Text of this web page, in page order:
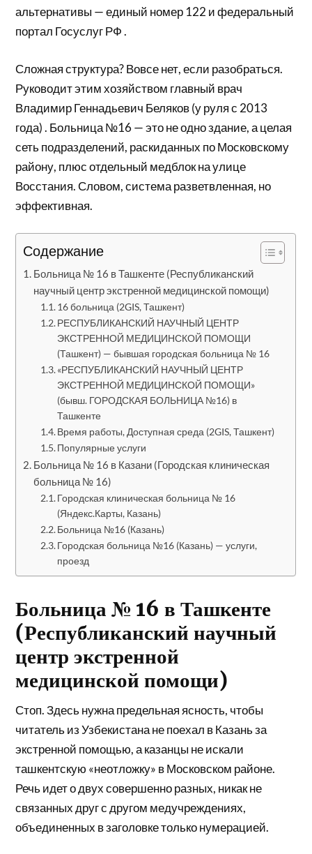
альтернативы — единый номер 122 и федеральный
портал Госуслуг РФ .
Сложная структура? Вовсе нет, если разобраться.
Руководит этим хозяйством главный врач
Владимир Геннадьевич Беляков (у руля с 2013
года) . Больница №16 — это не одно здание, а целая
сеть подразделений, раскиданных по Московскому
району, плюс отдельный медблок на улице
Восстания. Словом, система разветвленная, но
эффективная.
Содержание
Больница № 16 в Ташкенте (Республиканский
научный центр экстренной медицинской помощи)
16 больница (2GIS, Ташкент)
РЕСПУБЛИКАНСКИЙ НАУЧНЫЙ ЦЕНТР
ЭКСТРЕННОЙ МЕДИЦИНСКОЙ ПОМОЩИ
(Ташкент) — бывшая городская больница № 16
«РЕСПУБЛИКАНСКИЙ НАУЧНЫЙ ЦЕНТР
ЭКСТРЕННОЙ МЕДИЦИНСКОЙ ПОМОЩИ»
(бывш. ГОРОДСКАЯ БОЛЬНИЦА №16) в
Ташкенте
Время работы, Доступная среда (2GIS, Ташкент)
Популярные услуги
Больница № 16 в Казани (Городская клиническая
больница № 16)
Городская клиническая больница № 16
(Яндекс.Карты, Казань)
Больница №16 (Казань)
Городская больница №16 (Казань) — услуги,
проезд
Больница № 16 в Ташкенте
(Республиканский научный
центр экстренной
медицинской помощи)
Стоп. Здесь нужна предельная ясность, чтобы
читатель из Узбекистана не поехал в Казань за
экстренной помощью, а казанцы не искали
ташкентскую «неотложку» в Московском районе.
Речь идет о двух совершенно разных, никак не
связанных друг с другом медучреждениях,
объединенных в заголовке только нумерацией.